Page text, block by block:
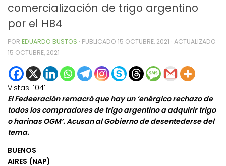
comercialización de trigo argentino
por el HB4
POR EDUARDO BUSTOS · PUBLICADO 15 OCTUBRE, 2021 · ACTUALIZADO
15 OCTUBRE, 2021
Vistas: 1041
El Fedeeración remacró que hay un ‘enérgico rechazo de
todos los compradores de trigo argentino a adquirir trigo
o harinas OGM’. Acusan al Gobierno de desentederse del
tema.
BUENOS
AIRES (NAP)